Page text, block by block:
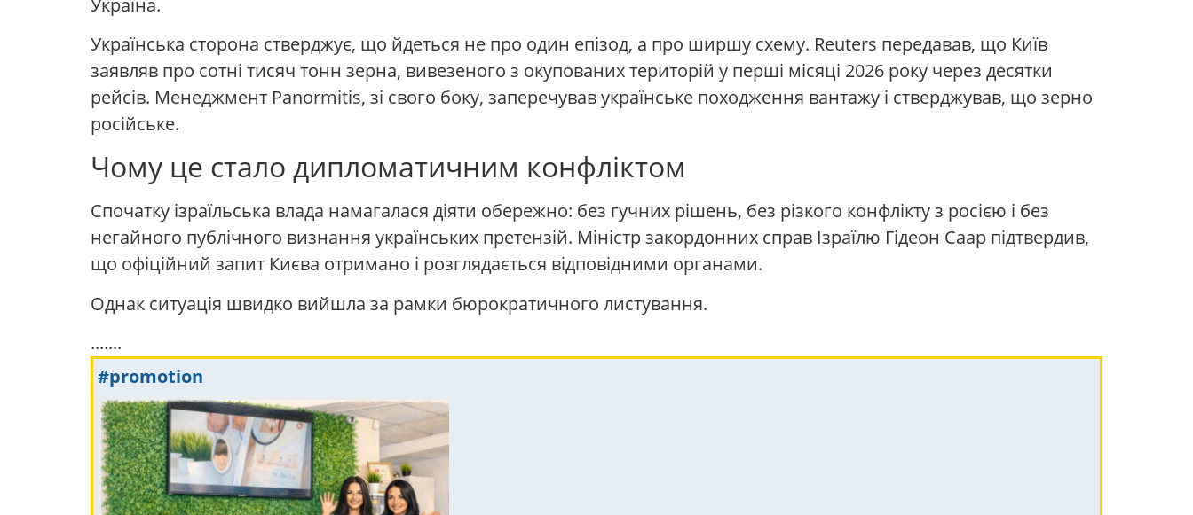
Українська сторона стверджує, що йдеться не про один епізод, а про ширшу схему. Reuters передавав, що Київ
заявляв про сотні тисяч тонн зерна, вивезеного з окупованих територій у перші місяці 2026 року через десятки
рейсів. Менеджмент Panormitis, зі свого боку, заперечував українське походження вантажу і стверджував, що зерно
російське.
Чому це стало дипломатичним конфліктом
Спочатку ізраїльська влада намагалася діяти обережно: без гучних рішень, без різкого конфлікту з росією і без
негайного публічного визнання українських претензій. Міністр закордонних справ Ізраїлю Гідеон Саар підтвердив,
що офіційний запит Києва отримано і розглядається відповідними органами.
Однак ситуація швидко вийшла за рамки бюрократичного листування.
.......
#promotion